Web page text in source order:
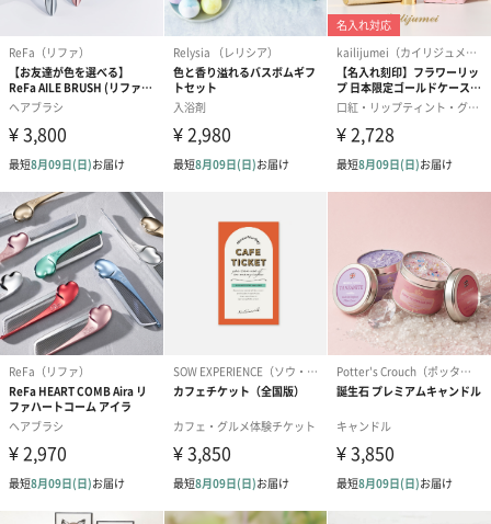
アールグレイ（HAPPY
BIRTHDAY TO YOU）
（660円）
アールグレイティー
（660円）
フルーツティ
円）
スイーツ
スイーツを同梱してお届けいたします。ギフトへの＋αにおすすめ
です。